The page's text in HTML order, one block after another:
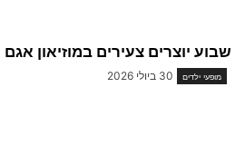
שבוע יוצרים צעירים במוזיאון אגם
מופעי ילדים 30 ביולי 2026